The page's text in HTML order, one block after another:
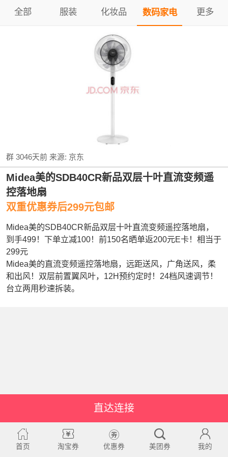
全部 服装 化妆品 数码家电 更多
群 3046天前来源: 京东
Midea美的SDB40CR新品双层十叶直流变频遥
控落地扇
双重优惠券后299元包邮
Midea美的SDB40CR新品双层十叶直流变频遥控落地扇，
到手499！下单立减100！前150名晒单返200元E卡！相当于
299元
Midea美的直流变频遥控落地扇，远距送风，广角送风，柔
和出风！双层前置翼风叶，12H预约定时！24档风速调节！
台立两用秒速拆装。
直达连接
首页 淘宝券 优惠券 美团券 我的